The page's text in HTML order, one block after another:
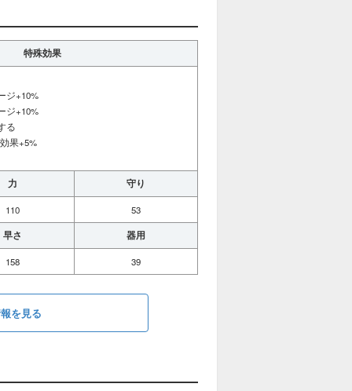
特殊効果
ジ+10%
ジ+10%
る
果+5%
力 守り
110 53
早さ 器用
158 39
を見る